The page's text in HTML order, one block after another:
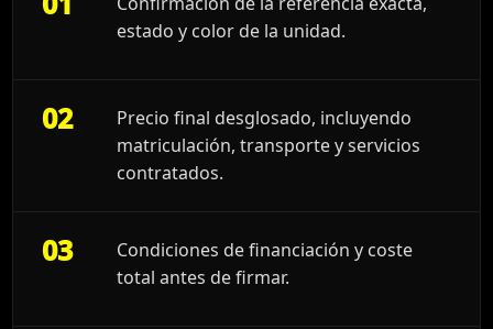
estado y color de la unidad.
02
Precio final desglosado, incluyendo
matriculación, transporte y servicios
contratados.
03
Condiciones de financiación y coste
total antes de firmar.